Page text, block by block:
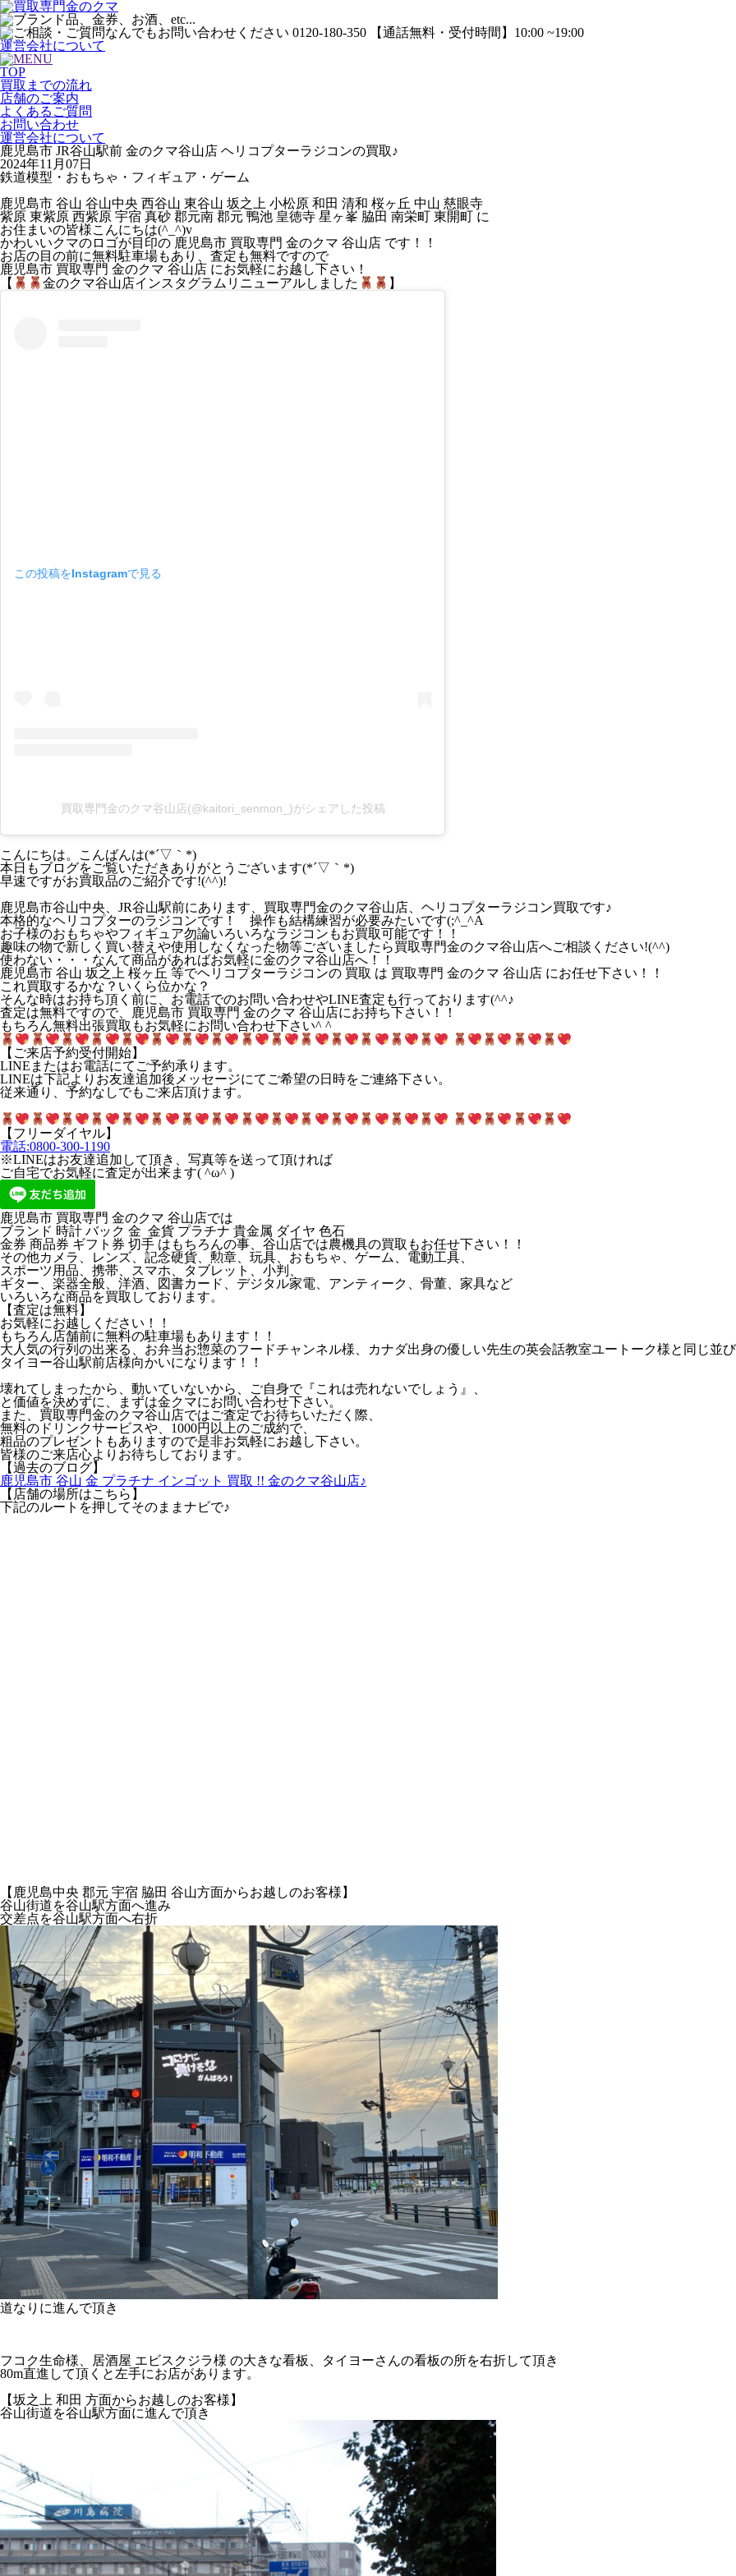
運営会社について
TOP
買取までの流れ
店舗のご案内
よくあるご質問
お問い合わせ
運営会社について
鹿児島市 JR谷山駅前 金のクマ谷山店 ヘリコプターラジコンの買取♪
2024年11月07日
鉄道模型・おもちゃ・フィギュア・ゲーム
鹿児島市 谷山 谷山中央 西谷山 東谷山 坂之上 小松原 和田 清和 桜ヶ丘 中山 慈眼寺
紫原 東紫原 西紫原 宇宿 真砂 郡元南 郡元 鴨池 皇徳寺 星ヶ峯 脇田 南栄町 東開町 に
お住まいの皆様こんにちは(^_^)v
かわいいクマのロゴが目印の 鹿児島市 買取専門 金のクマ 谷山店 です！！
お店の目の前に無料駐車場もあり、査定も無料ですので
鹿児島市 買取専門 金のクマ 谷山店 にお気軽にお越し下さい！
【
金のクマ谷山店インスタグラム リニューアルしました 】
この投稿をInstagramで見る
買取専門金のクマ谷山店(@kaitori_senmon_)がシェアした投稿
こんにちは。こんばんは(*´▽｀*)
本日もブログをご覧いただきありがとうございます(*´▽｀*)
早速ですがお買取品のご紹介です!(^^)!
鹿児島市谷山中央、JR谷山駅前にあります、買取専門金のクマ谷山店、ヘリコプターラジコン買取です♪
本格的なヘリコプターのラジコンです！ 操作も結構練習が必要みたいです(;^_^A
お子様のおもちゃやフィギュア勿論いろいろなラジコンもお買取可能です！！
趣味の物で新しく買い替えや使用しなくなった物等ございましたら買取専門金のクマ谷山店へご相談ください!(^^)
使わない・・・なんて商品があればお気軽に金のクマ谷山店へ！！
鹿児島市 谷山 坂之上 桜ヶ丘 等でヘリコプターラジコンの 買取 は 買取専門 金のクマ 谷山店 にお任せ下さい！！
これ買取するかな？いくら位かな？
そんな時はお持ち頂く前に、お電話でのお問い合わせやLINE査定も行っております(^^♪
査定は無料ですので、鹿児島市 買取専門 金のクマ 谷山店にお持ち下さい！！
もちろん無料出張買取もお気軽にお問い合わせ下さい^ ^
【ご来店予約受付開始】
LINEまたはお電話にてご予約承ります。
LINEは下記よりお友達追加後メッセージにてご希望の日時をご連絡下さい。
従来通り、予約なしでもご来店頂けます。
【フリーダイヤル】
電話:0800-300-1190
※LINEはお友達追加して頂き、写真等を送って頂ければ
ご自宅でお気軽に査定が出来ます( ^ω^ )
鹿児島市 買取専門 金のクマ 谷山店では
ブランド 時計 バック 金 金貨 プラチナ 貴金属 ダイヤ 色石
金券 商品券 ギフト券 切手 はもちろんの事、谷山店では農機具の買取もお任せ下さい！！
その他カメラ、レンズ、記念硬貨、勲章、玩具、おもちゃ、ゲーム、電動工具、
スポーツ用品、携帯、スマホ、タブレット、小判、
ギター、楽器全般、洋酒、図書カード、デジタル家電、アンティーク、骨董、家具など
いろいろな商品を買取しております。
【査定は無料】
お気軽にお越しください！！
もちろん店舗前に無料の駐車場もあります！！
大人気の行列の出来る、お弁当お惣菜のフードチャンネル様、カナダ出身の優しい先生の英会話教室ユートーク様と同じ並
タイヨー谷山駅前店様向かいになります！！
壊れてしまったから、動いていないから、ご自身で『これは売れないでしょう』、
と価値を決めずに、まずは金クマにお問い合わせ下さい。
また、買取専門金のクマ谷山店ではご査定でお待ちいただく際、
無料のドリンクサービスや、1000円以上のご成約で、
粗品のプレゼントもありますので是非お気軽にお越し下さい。
皆様のご来店心よりお待ちしております。
【過去のブログ】
鹿児島市 谷山 金 プラチナ インゴット 買取 !! 金のクマ谷山店♪
【店舗の場所はこちら】
下記のルートを押してそのままナビで♪
【鹿児島中央 郡元 宇宿 脇田 谷山方面からお越しのお客様】
谷山街道を谷山駅方面へ進み
交差点を谷山駅方面へ右折
道なりに進んで頂き
フコク生命様、 居酒屋 エビスクジラ様 の大きな看板、タイヨーさんの看板の所を右折して頂き
80m直進して頂くと左手にお店があります。
【坂之上 和田 方面からお越しのお客様】
谷山街道を谷山駅方面に進んで頂き